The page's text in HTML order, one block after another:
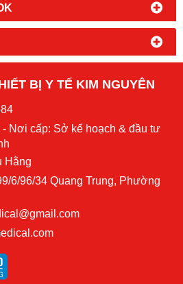
BỊ Y TẾ KIM NGUYÊN
- Nơi cấp: Sở kế hoạch & đầu tư
Hằng
6/96/34 Quang Trung, Phường